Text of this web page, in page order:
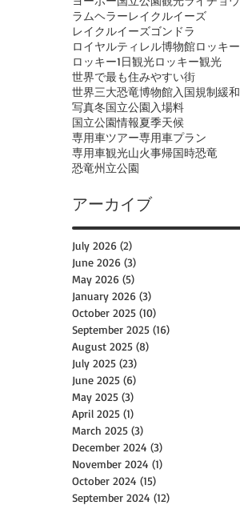
ラムヘラーレイクルイーズ
レイクルイーズゴンドラ
ロイヤルティレル博物館ロッキー
ロッキー1日観光ロッキー観光
世界で最も住みやすい街
世界三大恐竜博物館入国規制緩和
写真冬国立公園入場料
国立公園情報夏季天候
専用車ツアー専用車プラン
専用車観光山火事帰国時恐竜
恐竜州立公園
アーカイブ
July 2026 (2)
June 2026 (3)
May 2026 (5)
January 2026 (3)
October 2025 (10)
September 2025 (16)
August 2025 (8)
July 2025 (23)
June 2025 (6)
May 2025 (3)
April 2025 (1)
March 2025 (3)
December 2024 (3)
November 2024 (1)
October 2024 (15)
September 2024 (12)